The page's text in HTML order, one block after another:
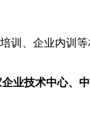
训、企业内训
业技术中心、